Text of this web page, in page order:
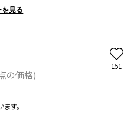
見る
の価格)
151
す。